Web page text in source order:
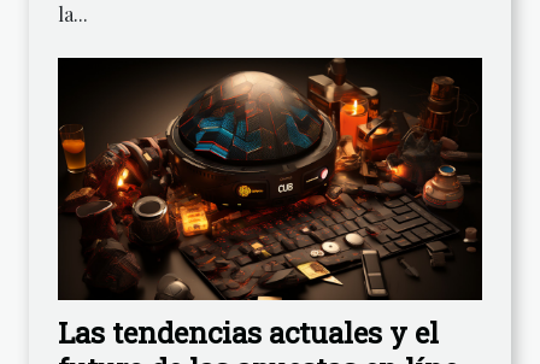
la...
Las tendencias actuales y el